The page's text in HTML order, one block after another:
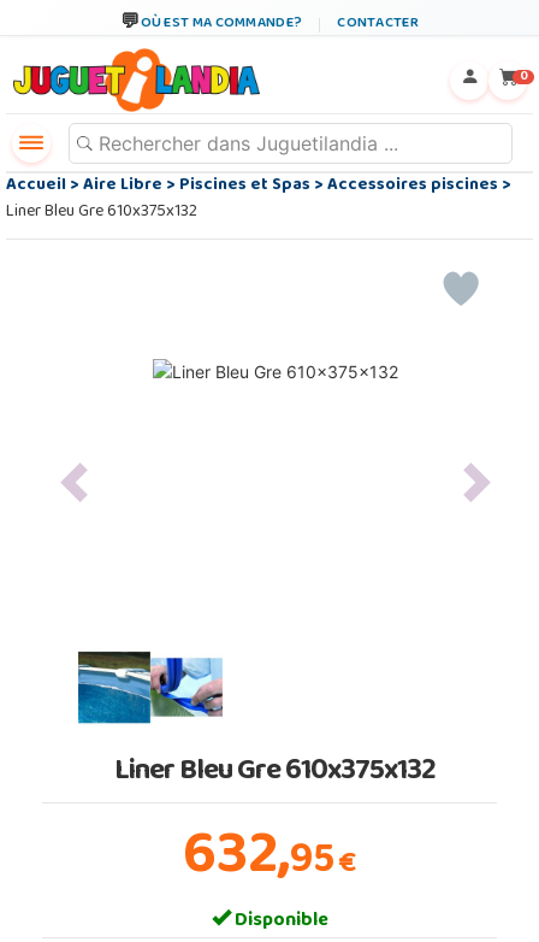
OÙ EST MA COMMANDE? CONTACTER
0
Accueil>Aire Libre>Piscines et Spas>Accessoires piscines>
Liner Bleu Gre 610x375x132
Previous Next
Liner Bleu Gre 610x375x132
632,95€
Disponible